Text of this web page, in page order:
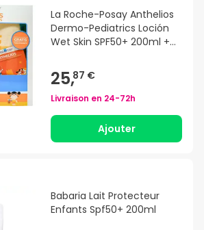
La Roche-Posay Anthelios
Dermo-Pediatrics Loción
Wet Skin SPF50+ 200ml +
25,87 €
Livraison en 24-72h
Ajouter
Babaria Lait Protecteur
Enfants Spf50+ 200ml